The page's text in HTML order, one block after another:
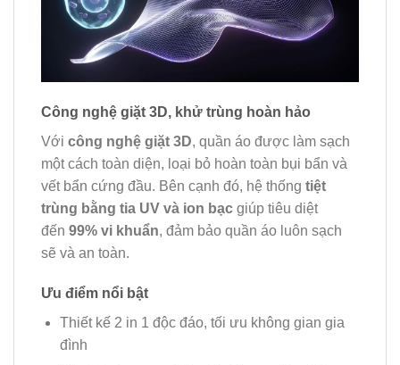
Công nghệ giặt 3D, khử trùng hoàn hảo
Với công nghệ giặt 3D, quần áo được làm sạch
một cách toàn diện, loại bỏ hoàn toàn bụi bẩn và
vết bẩn cứng đầu. Bên cạnh đó, hệ thống tiệt
trùng bằng tia UV và ion bạc giúp tiêu diệt
đến 99% vi khuẩn, đảm bảo quần áo luôn sạch
sẽ và an toàn.
Ưu điểm nổi bật
Thiết kế 2 in 1 độc đáo, tối ưu không gian gia
đình